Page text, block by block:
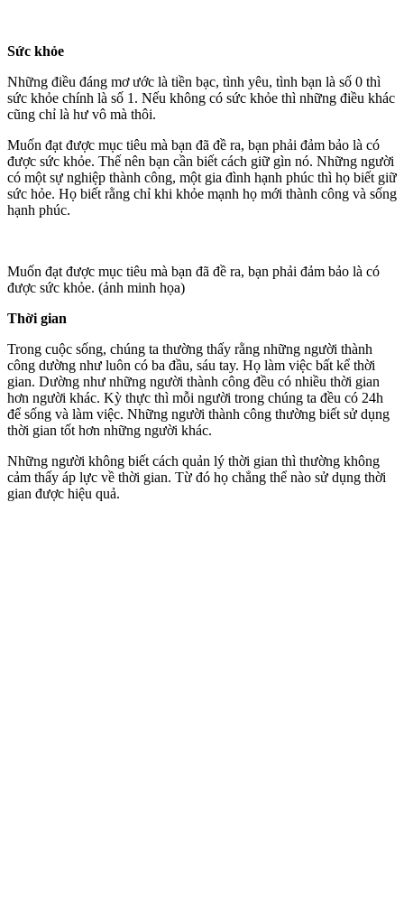
Sức khỏe
Những điều đáng mơ ước là tiền bạc, tình yêu, tình bạn là số 0 thì
sức khỏe chính là số 1. Nếu không có sức khỏe thì những điều khác
cũng chỉ là hư vô mà thôi.
Muốn đạt được mục tiêu mà bạn đã đề ra, bạn phải đảm bảo là có
được sức khỏe. Thế nên bạn cần biết cách giữ gìn nó. Những người
có một sự nghiệp thành công, một gia đình hạnh phúc thì họ biết giữ
sức hỏe. Họ biết rằng chỉ khi khỏe mạnh họ mới thành công và sống
hạnh phúc.
Muốn đạt được mục tiêu mà bạn đã đề ra, bạn phải đảm bảo là có
được sức khỏe. (ảnh minh họa)
Thời gian
Trong cuộc sống, chúng ta thường thấy rằng những người thành
công dường như luôn có ba đầu, sáu tay. Họ làm việc bất kể thời
gian. Dường như những người thành công đều có nhiều thời gian
hơn người khác. Kỳ thực thì mỗi người trong chúng ta đều có 24h
để sống và làm việc. Những người thành công thường biết sử dụng
thời gian tốt hơn những người khác.
Những người không biết cách quản lý thời gian thì thường không
cảm thấy áp lực về thời gian. Từ đó họ chẳng thể nào sử dụng thời
gian được hiệu quả.